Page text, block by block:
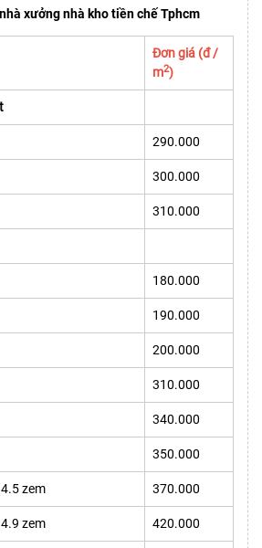
xưởng nhà kho tiền chế Tphcm
Đơn giá (đ /
m2)
290.000
300.000
310.000
180.000
190.000
200.000
310.000
340.000
350.000
zem 370.000
zem 420.000